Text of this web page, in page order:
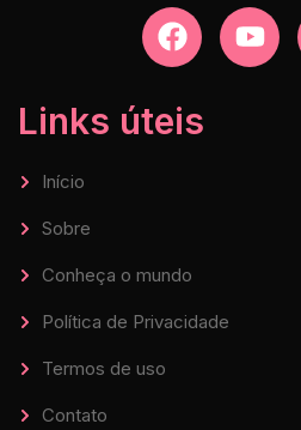
Links úteis
Início
Sobre
Conheça o mundo
Política de Privacidade
Termos de uso
Contato